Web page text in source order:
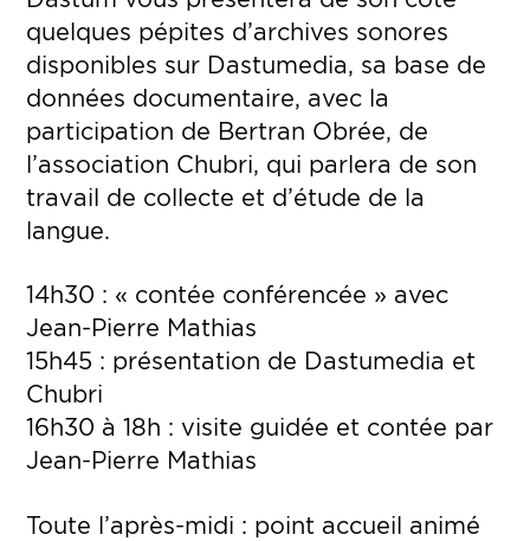
quelques pépites d’archives sonores
disponibles sur Dastumedia, sa base de
données documentaire, avec la
participation de Bertran Obrée, de
l’association Chubri, qui parlera de son
travail de collecte et d’étude de la
langue.
14h30 : « contée conférencée » avec
Jean-Pierre Mathias
15h45 : présentation de Dastumedia et
Chubri
16h30 à 18h : visite guidée et contée par
Jean-Pierre Mathias
Toute l’après-midi : point accueil animé